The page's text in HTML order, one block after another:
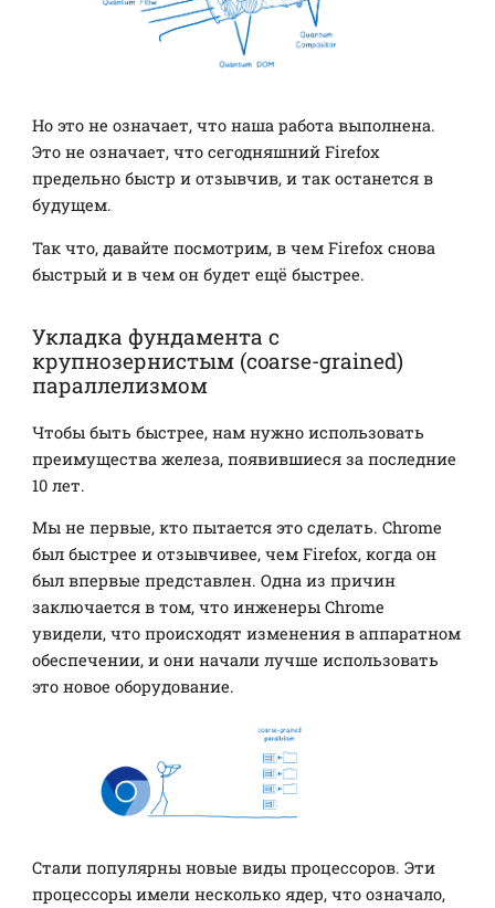
Но это не означает, что наша работа выполнена.
Это не означает, что сегодняшний Firefox
предельно быстр и отзывчив, и так останется в
будущем.
Так что, давайте посмотрим, в чем Firefox снова
быстрый и в чем он будет ещё быстрее.
Укладка фундамента с
крупнозернистым (coarse-grained)
параллелизмом
Чтобы быть быстрее, нам нужно использовать
преимущества железа, появившиеся за последние
10 лет.
Мы не первые, кто пытается это сделать. Chrome
был быстрее и отзывчивее, чем Firefox, когда он
был впервые представлен. Одна из причин
заключается в том, что инженеры Chrome
увидели, что происходят изменения в аппаратном
обеспечении, и они начали лучше использовать
это новое оборудование.
Стали популярны новые виды процессоров. Эти
процессоры имели несколько ядер, что означало,